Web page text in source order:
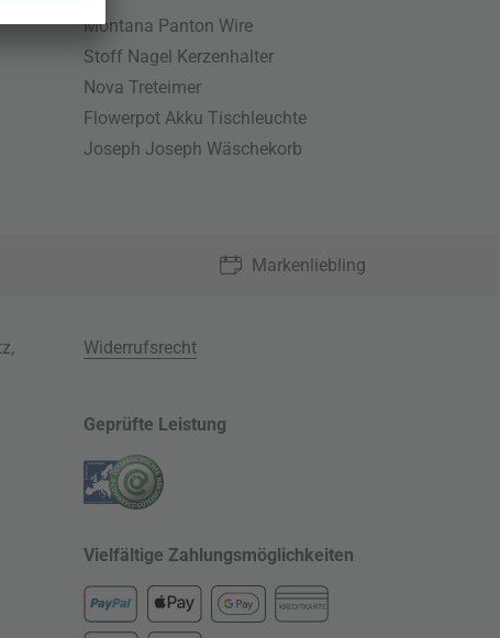
Montana Panton Wire
Stoff Nagel Kerzenhalter
Nova Treteimer
Flowerpot Akku Tischleuchte
Joseph Joseph Wäschekorb
Markenliebling
,
Widerrufsrecht
Geprüfte Leistung
Vielfältige Zahlungsmöglichkeiten
KREDITKARTE